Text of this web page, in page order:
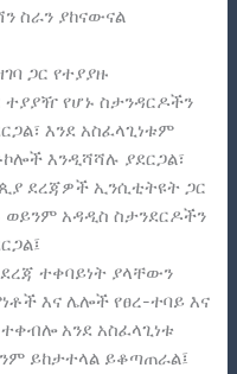
ስራን ያከናውናል
ጋር የተያያዙ
ተያያዥ የሆኑ ስታንዳርዶችን
እንደ አስፈላጊነቱም
እንዲሻሻሉ ያደርጋል፣
ደረጃዎች ኢንሲቲትዩት ጋር
ወይንም አዳዲስ ስታንደርዶችን
ተቀባይነት ያላቸውን
እና ሌሎች የፀረ-ተባይ እና
አንደ አስፈላጊነቱ
ይከታተላል ይቆጣጠራል፤